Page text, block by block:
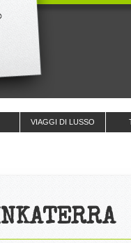
VIAGGI DI LUSSO